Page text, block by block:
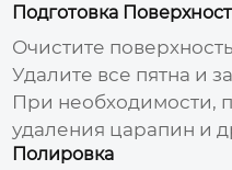
Подготовка
Очистите
Удалите все пятна и
При необходимости,
удаления царапин и
Полировка